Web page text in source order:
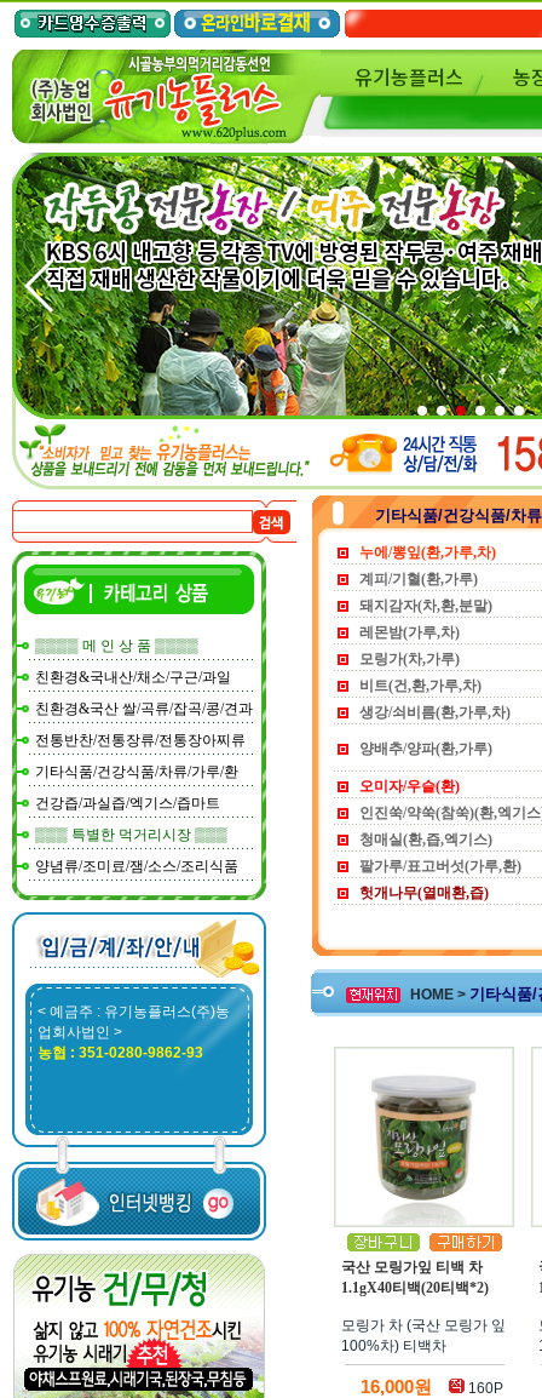
유기농플러스 농
▒▒▒▒ 메 인 상 품 ▒▒▒▒
친환경&국내산/채소/구근/과일
친환경&국산 쌀/곡류/잡곡/콩/견과
전통반찬/전통장류/전통장아찌류
기타식품/건강식품/차류/가루/환
건강즙/과실즙/엑기스/즙마트
▒▒▒ 특별한 먹거리시장 ▒▒▒
양념류/조미료/잼/소스/조리식품
< 예금주 : 유기농플러스(주)농
업회사법인 >
농협 : 351-0280-9862-93
기타식품/건강식품/차
누에/뽕잎(환,가루,차)
계피/기혈(환,가루)
돼지감자(차,환,분말)
레몬밤(가루,차)
모링가(차,가루)
비트(건,환,가루,차)
생강/쇠비름(환,가루,차)
양배추/양파(환,가루)
오미자/우슬(환)
인진쑥/약쑥(참쑥)(환,엑기
청매실(환,즙,엑기스)
팥가루/표고버섯(가루,환)
헛개나무(열매환,즙)
HOME > 기타식품
국산 모링가잎 티백 차
1.1gX40티백(20티백*2)
모링가 차 (국산 모링가 잎
100%차) 티백차
16,000원 160P